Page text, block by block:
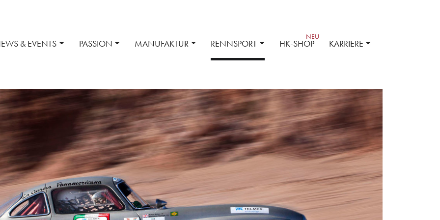
& EVENTS PASSION
Mythos 300 SL Historischer Standort
MANUFAKTUR
Reparatur + Wartung Services Ersatzteile + Zubehör Kompetenz
RENNSPORT HK-SHOP KARRIERE